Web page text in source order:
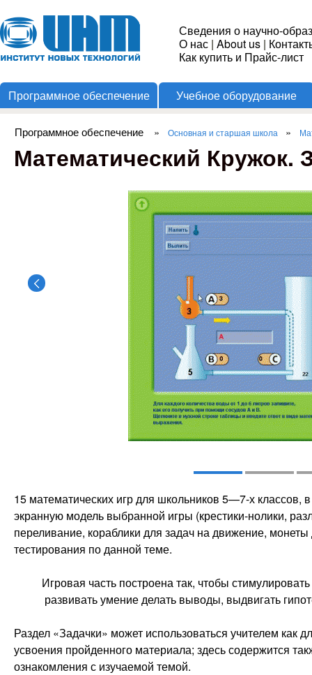
Институт
Новых
Технологий
Сведения о научно-
О нас | About us |
Как купить и Прайс-лист
Программное обеспечение Учебное оборудование
Вы здесь
Программное обеспечение » Основная и старшая школа »
Математический Кружок.
15 математических игр для школьников 5—7-х классов,
экранную модель выбранной игры (крестики-нолики,
переливание, кораблики для задач на движение,
тестирования по данной теме.
Игровая часть построена так, чтобы
развивать умение делать выводы, выдвигать
Раздел «Задачки» может использоваться учителем как
усвоения пройденного материала; здесь содержится
ознакомления с изучаемой темой.